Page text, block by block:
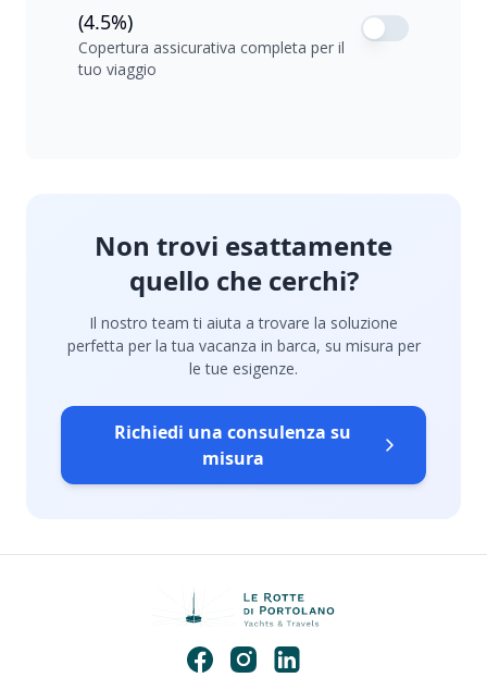
(4.5%)
Copertura assicurativa completa per il
tuo viaggio
Non trovi esattamente
quello che cerchi?
Il nostro team ti aiuta a trovare la soluzione
perfetta per la tua vacanza in barca, su misura per
le tue esigenze.
Richiedi una consulenza su
misura